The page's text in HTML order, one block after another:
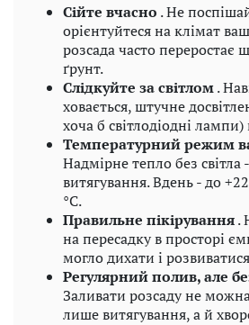
Сійте вчасно . Не
орієнтуйтеся на клімат
розсада часто переростає
ґрунт.
Слідкуйте за світлом.
ховається, штучне
хоча б світлодіодні
Температурний режим
Надмірне тепло без
витягування. Вдень - до
°C.
Правильне пікірування.
на пересадку в просторі
могло дихати і
Регулярний полив, але
Заливати розсаду не
лише витягування, а й